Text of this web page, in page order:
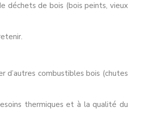
déchets de bois (bois peints, vieux
d’autres combustibles bois (chutes
thermiques et à la qualité du